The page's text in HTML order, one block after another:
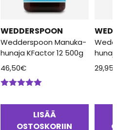
WEDDERSPOON
Wedderspoon Manuka-
hunaja KFactor 12 500g
46,50€
LISÄÄ
OSTOSKORIIN
29,95